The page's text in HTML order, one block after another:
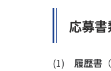
応募
(1) 履歴書